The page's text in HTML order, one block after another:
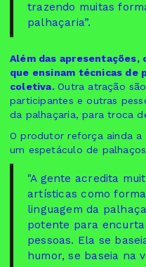
trazendo muitas
palhaçaria”.
Além das
que ensinam técnicas de
coletiva.Outra atração
participantes e outras
da palhaçaria, para troca
O produtor reforça ainda
um espetáculo de
"A gente acredita
artísticas como
linguagem da
potente para
pessoas. Ela se
humor, se baseia na